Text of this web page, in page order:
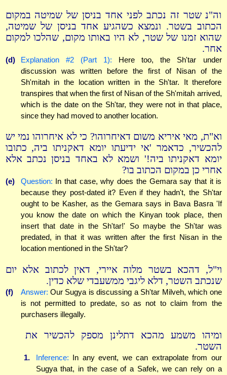
וה"נ שטר זה נכתב לפני אחד בניסן של שמיטה במקום
הכתוב בשטר. ונמצא כשהגיע אחד בניסן של שמיטה,
שהוא זמנו של שטר, לא היו באותו מקום, שהלכו למקום
אחר.
(d) Explanation #2 (Part 1): Here too, the Sh'tar under
discussion was written before the first of Nisan of the
Sh'mitah in the location written in the Sh'tar. It therefore
transpires that when the first of Nisan of the Sh'mitah arrived,
which is the date on the Sh'tar, they were not in that place,
since they had moved to another location.
וא"ת, מאי איריא משום דאיחרוהו? כי לא איחרוהו נמי יש
להכשיר, כדאמר 'אי ידיעתו יומא דאקניתו ביה, כתובו
יומא דאקניתו ביה!' ושמא לא באחד בניסן נכתב אלא
אחרי כן במקום הכתוב בו?
(e) Question: In that case, why does the Gemara say that it is
because they post-dated it? Even if they hadn't, the Sh'tar
ought to be Kasher, as the Gemara says in Bava Basra 'If
you know the date on which the Kinyan took place, then
insert that date in the Sh'tar!' So maybe the Sh'tar was
predated, in that it was written after the first Nisan in the
location mentioned in the Sh'tar?
וי"ל, דהכא בשטר מלוה איירי, דאין לכתוב אלא יום
שנכתב השטר, דלא ליגבי ממשעבדי שלא כדין.
(f) Answer: Our Sugya is discussing a Sh'tar Milveh, which one
is not permitted to predate, so as not to claim from the
purchasers illegally.
ומיהו משמע מהכא דתלינן מספק להכשיר את
השטר.
1. Inference: In any event, we can extrapolate from our
Sugya that, in the case of a Safek, we can rely on a